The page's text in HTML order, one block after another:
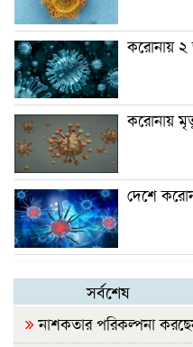
করোনায় ২
করোনায়
দেশে
সর্বশেষ
নাশকতার পরিকল্পনা